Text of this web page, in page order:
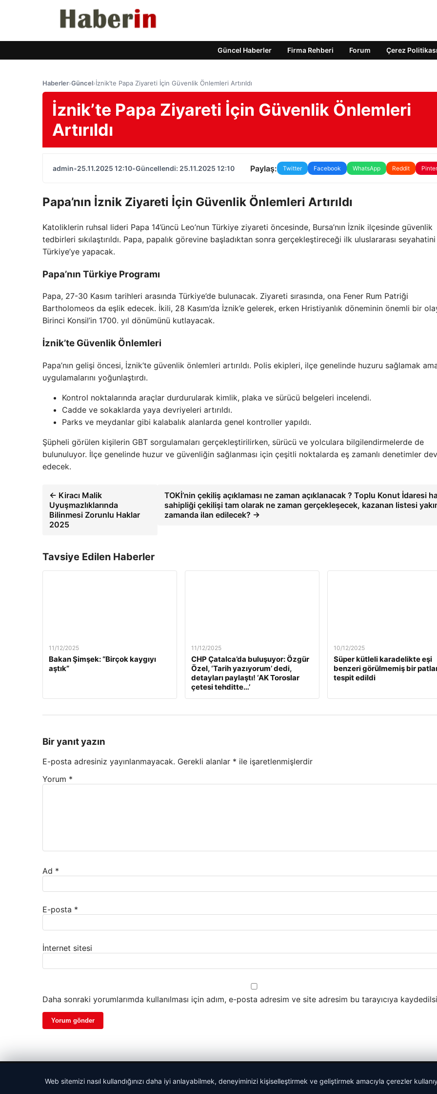
Güncel Haberler Firma Rehberi Forum Çerez Politikası
Haberler›Güncel›İznik’te Papa Ziyareti İçin Güvenlik Önlemleri Artırıldı
İznik’te Papa Ziyareti İçin Güvenlik Önlemleri
Artırıldı
admin•25.11.2025 12:10•Güncellendi: 25.11.2025 12:10 Paylaş: Twitter Facebook WhatsApp Reddit
Papa’nın İznik Ziyareti İçin Güvenlik Önlemleri Artırıldı
Katoliklerin ruhsal lideri Papa 14’üncü Leo’nun Türkiye ziyareti öncesinde, Bursa’nın İznik ilçesinde güvenlik
tedbirleri sıkılaştırıldı. Papa, papalık görevine başladıktan sonra gerçekleştireceği ilk uluslararası seyahatini
Türkiye’ye yapacak.
Papa’nın Türkiye Programı
Papa, 27-30 Kasım tarihleri arasında Türkiye’de bulunacak. Ziyareti sırasında, ona Fener Rum Patriği
Bartholomeos da eşlik edecek. İkili, 28 Kasım’da İznik’e gelerek, erken Hristiyanlık döneminin önemli bir
Birinci Konsil’in 1700. yıl dönümünü kutlayacak.
İznik’te Güvenlik Önlemleri
Papa’nın gelişi öncesi, İznik’te güvenlik önlemleri artırıldı. Polis ekipleri, ilçe genelinde huzuru sağlamak
uygulamalarını yoğunlaştırdı.
Kontrol noktalarında araçlar durdurularak kimlik, plaka ve sürücü belgeleri incelendi.
Cadde ve sokaklarda yaya devriyeleri artırıldı.
Parks ve meydanlar gibi kalabalık alanlarda genel kontroller yapıldı.
Şüpheli görülen kişilerin GBT sorgulamaları gerçekleştirilirken, sürücü ve yolculara bilgilendirmelerde de
bulunuluyor. İlçe genelinde huzur ve güvenliğin sağlanması için çeşitli noktalarda eş zamanlı denetimler
edecek.
← Kiracı Malik
Uyuşmazlıklarında
Bilinmesi Zorunlu Haklar
2025
TOKİ’nin çekiliş açıklaması ne zaman açıklanacak ? Toplu Konut İdaresi
sahipliği çekilişi tam olarak ne zaman gerçekleşecek, kazanan listesi
zamanda ilan edilecek? →
Tavsiye Edilen Haberler
11/12/2025
Bakan Şimşek: “Birçok kaygıyı
aştık”
11/12/2025
CHP Çatalca’da buluşuyor: Özgür
Özel, ‘Tarih yazıyorum’ dedi,
detayları paylaştı! ‘AK Toroslar
çetesi tehditte…’
10/12/2025
Süper kütleli karadelikte eşi
benzeri görülmemiş bir
tespit edildi
Bir yanıt yazın
E-posta adresiniz yayınlanmayacak. Gerekli alanlar * ile işaretlenmişlerdir
Yorum *
Ad *
E-posta *
İnternet sitesi
Daha sonraki yorumlarımda kullanılması için adım, e-posta adresim ve site adresim bu tarayıcıya
Web sitemizi nasıl kullandığınızı daha iyi anlayabilmek, deneyiminizi kişiselleştirmek ve geliştirmek amacıyla çerezler